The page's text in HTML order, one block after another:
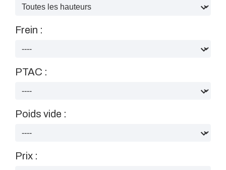
Frein :
PTAC :
Poids vide :
Prix :